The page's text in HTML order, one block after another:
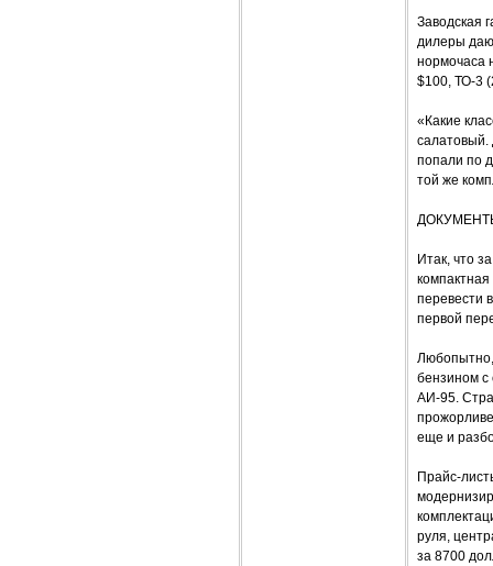
Заводская
дилеры
нормочаса
$100, ТО-3
«Какие
салатовый.
попали по
той же
Итак, что
перевести
первой
Любопытно,
бензином с
АИ-95.
еще и
Прайс-
руля,
за 8700